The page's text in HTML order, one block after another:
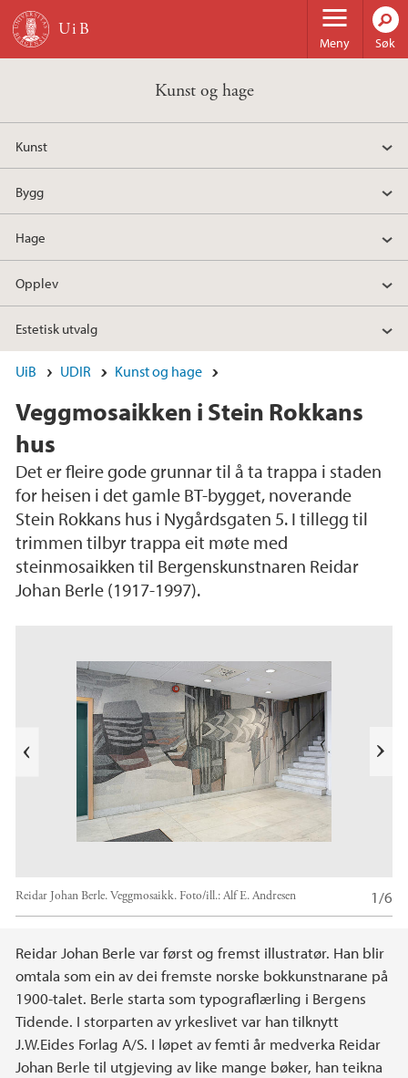
Hopp til hovedinnhold
Meny Søk
Kunst og hage
Kunst
Bygg
Hage
Opplev
Estetisk utvalg
UiB UDIR Kunst og hage
Veggmosaikken i Stein Rokkans
hus
Det er fleire gode grunnar til å ta trappa i staden
for heisen i det gamle BT-bygget, noverande
Stein Rokkans hus i Nygårdsgaten 5. I tillegg til
trimmen tilbyr trappa eit møte med
steinmosaikken til Bergenskunstnaren Reidar
Johan Berle (1917-1997).
Reidar Johan Berle. Veggmosaikk. Foto/ill.:Alf E. Andresen 1/6
Hovedinnhold
Reidar Johan Berle var først og fremst illustratør. Han blir
omtala som ein av dei fremste norske bokkunstnarane på
1900-talet. Berle starta som typograflærling i Bergens
Tidende. I storparten av yrkeslivet var han tilknytt
J.W.Eides Forlag A/S. I løpet av femti år medverka Reidar
Johan Berle til utgjeving av like mange bøker, han teikna